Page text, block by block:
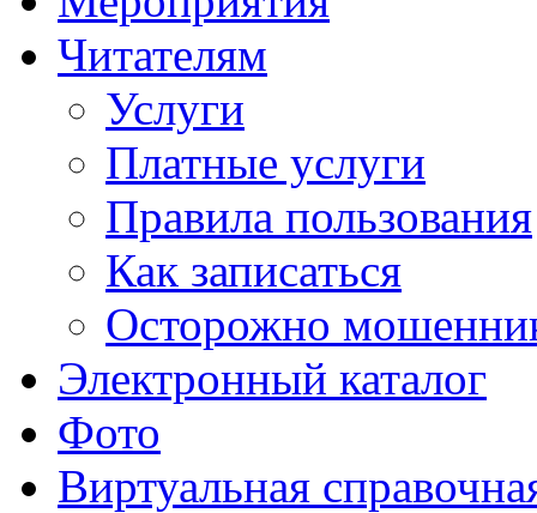
Читателям
Услуги
Платные услуги
Правила пользования
Как записаться
Осторожно
Электронный каталог
Фото
Виртуальная